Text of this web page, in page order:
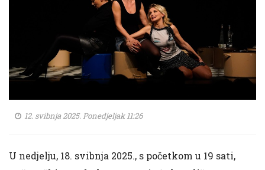
12. svibnja 2025. Ponedjeljak 11:26
U nedjelju, 18. svibnja 2025., s početkom u 19 sati,